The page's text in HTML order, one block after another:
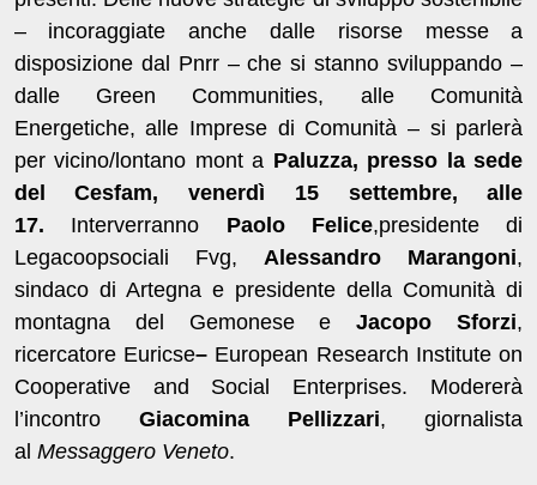
– incoraggiate anche dalle risorse messe a
disposizione dal Pnrr – che si stanno sviluppando –
dalle Green Communities, alle Comunità
Energetiche, alle Imprese di Comunità – si parlerà
per vicino/lontano mont a Paluzza, presso la sede
del Cesfam, venerdì 15 settembre, alle
17. Interverranno Paolo Felice,presidente di
Legacoop­sociali Fvg, Alessandro Marangoni,
sindaco di Artegna e presidente della Comunità di
montagna del Gemonese eJacopo Sforzi,
ricercatore Euricse– European Research Institute on
Cooperative and Social Enterprises. Modererà
l’incontro Giacomina Pellizzari, giornalista
al Messaggero Veneto.